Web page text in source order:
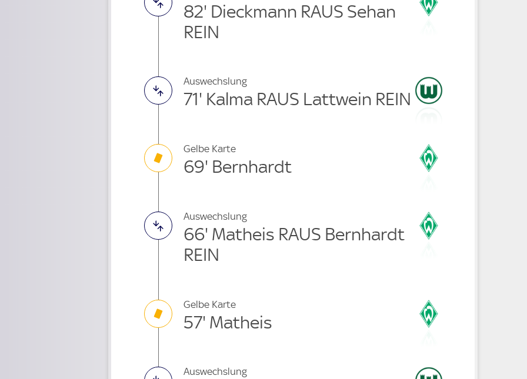
82' Dieckmann RAUS Sehan
REIN
Auswechslung
71' Kalma RAUS Lattwein REIN
Gelbe Karte
69' Bernhardt
Auswechslung
66' Matheis RAUS Bernhardt
REIN
Gelbe Karte
57' Matheis
Auswechslung